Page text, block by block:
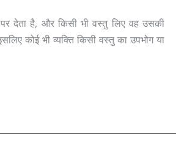
देता है, और किसी भी वस्तु लिए वह उसकी
कोई भी व्यक्ति किसी वस्तु का उपभोग या